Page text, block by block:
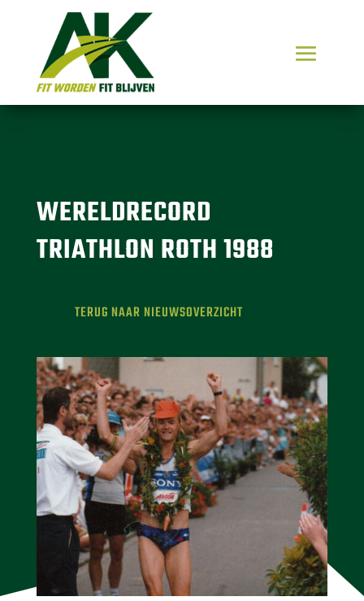
WERELDRECORD
TRIATHLON ROTH 1988
TERUG NAAR NIEUWSOVERZICHT